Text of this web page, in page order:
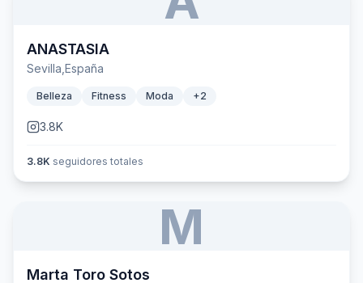
ANASTASIA
Sevilla,España
Belleza Fitness Moda +2
3.8K
3.8K seguidores totales
M
Marta Toro Sotos